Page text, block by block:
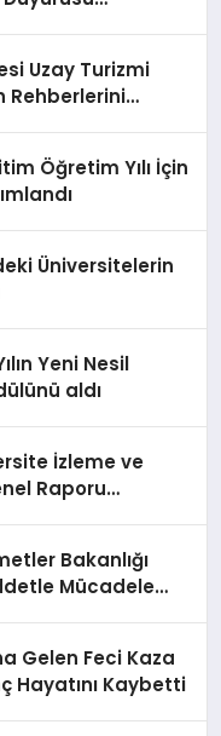
Uzay Turizmi
Rehberlerini
Öğretim Yılı İçin
Üniversitelerin
aldı
İzleme ve
Raporu
Bakanlığı
Mücadele
Gelen Feci Kaza
Hayatını Kaybetti